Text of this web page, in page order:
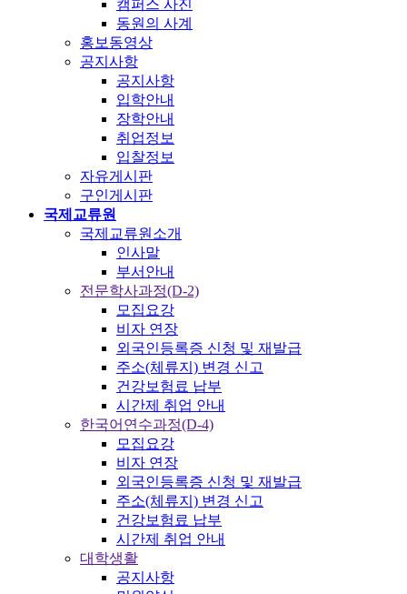
캠퍼스 사진
동원의 사계
홍보동영상
공지사항
공지사항
입학안내
장학안내
취업정보
입찰정보
자유게시판
구인게시판
국제교류원
국제교류원소개
인사말
부서안내
전문학사과정(D-2)
모집요강
비자 연장
외국인등록증 신청 및 재발급
주소(체류지) 변경 신고
건강보험료 납부
시간제 취업 안내
한국어연수과정(D-4)
모집요강
비자 연장
외국인등록증 신청 및 재발급
주소(체류지) 변경 신고
건강보험료 납부
시간제 취업 안내
대학생활
공지사항